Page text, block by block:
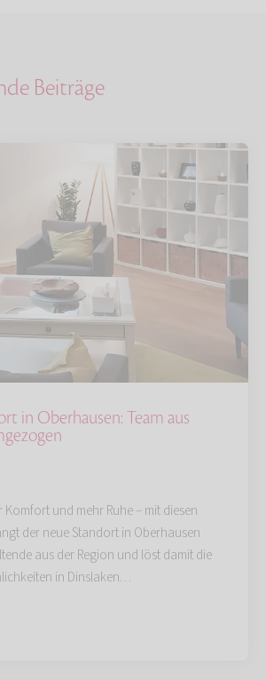
Beiträge
in Oberhausen: Team aus
Komfort und mehr Ruhe – mit diesen
der neue Standort in Oberhausen
aus der Region und löst damit die
in Dinslaken…